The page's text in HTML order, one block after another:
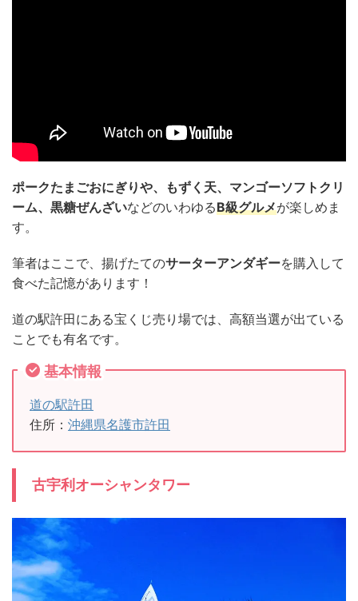
ポークたまごおにぎりや、もずく天、マンゴーソフトクリ
ーム、黒糖ぜんざいなどのいわゆるB級グルメが楽しめま
す。
筆者はここで、揚げたてのサーターアンダギーを購入して
食べた記憶があります！
道の駅許田にある宝くじ売り場では、高額当選が出ている
ことでも有名です。
基本情報
道の駅許田
住所： 沖縄県名護市許田
古宇利オーシャンタワー